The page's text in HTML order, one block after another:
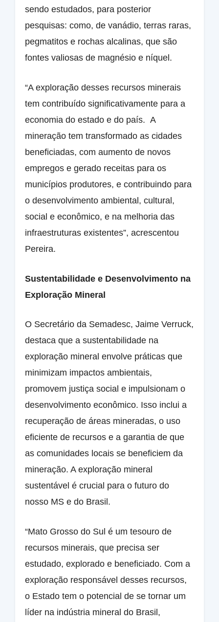
sendo estudados, para posterior
pesquisas: como, de vanádio, terras raras,
pegmatitos e rochas alcalinas, que são
fontes valiosas de magnésio e níquel.
“A exploração desses recursos minerais
tem contribuído significativamente para a
economia do estado e do país. A
mineração tem transformado as cidades
beneficiadas, com aumento de novos
empregos e gerado receitas para os
municípios produtores, e contribuindo para
o desenvolvimento ambiental, cultural,
social e econômico, e na melhoria das
infraestruturas existentes”, acrescentou
Pereira.
Sustentabilidade e Desenvolvimento na
Exploração Mineral
O Secretário da Semadesc, Jaime Verruck,
destaca que a sustentabilidade na
exploração mineral envolve práticas que
minimizam impactos ambientais,
promovem justiça social e impulsionam o
desenvolvimento econômico. Isso inclui a
recuperação de áreas mineradas, o uso
eficiente de recursos e a garantia de que
as comunidades locais se beneficiem da
mineração. A exploração mineral
sustentável é crucial para o futuro do
nosso MS e do Brasil.
“Mato Grosso do Sul é um tesouro de
recursos minerais, que precisa ser
estudado, explorado e beneficiado. Com a
exploração responsável desses recursos,
o Estado tem o potencial de se tornar um
líder na indústria mineral do Brasil,